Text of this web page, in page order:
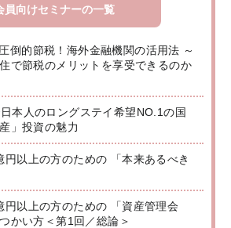
員向けセミナーの一覧
倒的節税！海外金融機関の活用法 ～
で節税のメリットを享受できるのか
本人のロングステイ希望NO.1の国
」投資の魅力
以上の方のための 「本来あるべき
以上の方のための 「資産管理会
かい方＜第1回／総論＞